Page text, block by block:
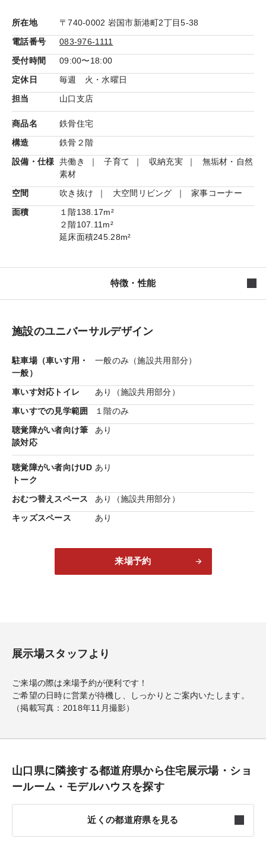
所在地
〒740-0002 岩国市新港町2丁目5-38
電話番号
083-976-1111
受付時間
09:00〜18:00
定休日
毎週 火・水曜日
担当
山口支店
商品名
鉄骨住宅
構造
鉄骨２階
設備・仕様 共働き 子育て 収納充実
無垢材・自然
素材
空間
吹き抜け 大空間リビング
家事コーナー
面積
１階138.17m²
２階107.11m²
延床面積245.28m²
特徴・性能
スローリビング
戸外とシームレスにつながり、軒下の
中間領域を介して自然を住まいの空間に取り込む、「ス
ローリビング」。科学的に検証された「心地よさ」が体
験できます。
施設のユニバーサルデザイン
駐車場（車いす用・
一般）
一般のみ（施設共用部分）
車いす対応トイレ
あり（施設共用部分）
車いすでの見学範囲
１階のみ
聴覚障がい者向け筆
談対応
あり
聴覚障がい者向けUD
トーク
あり
おむつ替えスペース
あり（施設共用部分）
キッズスペース
あり
来場予約
展示場スタッフより
ご来場の際は来場予約が便利です！
ご希望の日時に営業が待機し、しっかりとご案内いたします。
（掲載写真：2018年11月撮影）
山口県に隣接する都道府県から住宅展示場・ショ
ールーム・モデルハウスを探す
近くの都道府県を見る